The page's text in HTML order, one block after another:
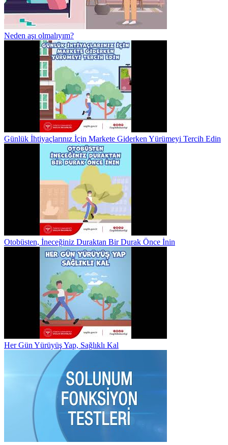
Neden aşı olmalıyım?
Günlük İhtiyaçlarınız İçin Markete Giderken Yürümeyi Tercih Edin
Otobüsten, İneceğiniz Duraktan Bir Durak Önce İnin
Her Gün Yürüyüş Yap, Sağlıklı Kal